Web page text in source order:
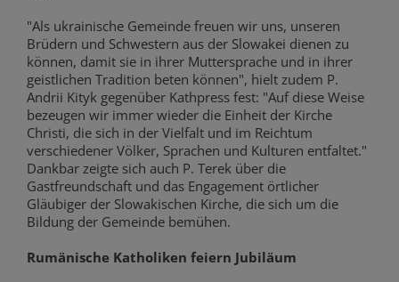
"Als ukrainische Gemeinde freuen wir uns, unseren
Brüdern und Schwestern aus der Slowakei dienen zu
können, damit sie in ihrer Muttersprache und in ihrer
geistlichen Tradition beten können", hielt zudem P.
Andrii Kityk gegenüber Kathpress fest: "Auf diese Weise
bezeugen wir immer wieder die Einheit der Kirche
Christi, die sich in der Vielfalt und im Reichtum
verschiedener Völker, Sprachen und Kulturen entfaltet."
Dankbar zeigte sich auch P. Terek über die
Gastfreundschaft und das Engagement örtlicher
Gläubiger der Slowakischen Kirche, die sich um die
Bildung der Gemeinde bemühen.
Rumänische Katholiken feiern Jubiläum